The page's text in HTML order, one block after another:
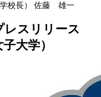
校長）
佐藤 雄一
レスリリース
子大学）